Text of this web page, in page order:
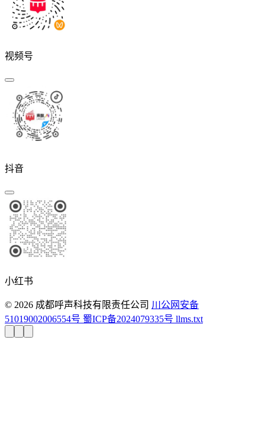
视频号
抖音
小红书
© 2026 成都呼声科技有限责任公司 川公网安备
51019002006554号 蜀ICP备2024079335号 llms.txt